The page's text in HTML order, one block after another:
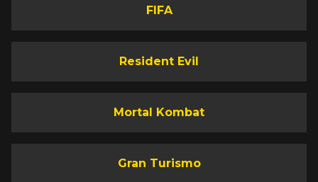
FIFA
Resident Evil
Mortal Kombat
Gran Turismo